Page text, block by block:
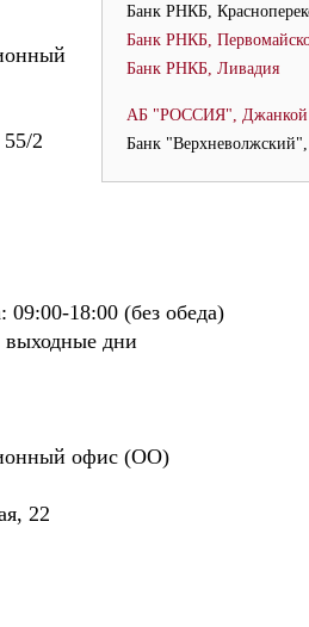
Банк РНКБ,
Банк РНКБ,
Банк РНКБ, Ливадия
АБ "РОССИЯ", Джанкой
Банк
2
09:00-18:00 (без обеда)
выходные дни
офис (ОО)
22